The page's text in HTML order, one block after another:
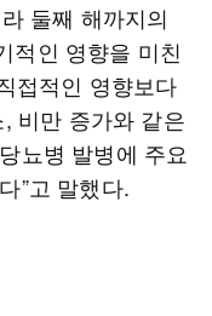
둘째 해까지의
적인 영향을 미친
접적인 영향보다
비만 증가와 같은
뇨병 발병에 주요
”고 말했다.